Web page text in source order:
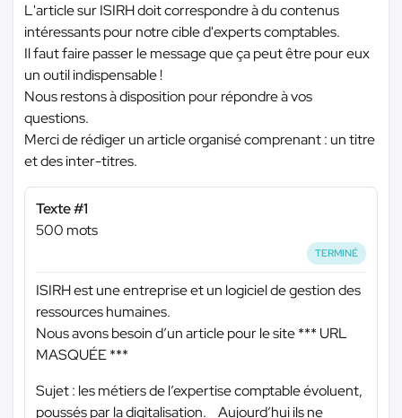
L'article sur ISIRH doit correspondre à du contenus
intéressants pour notre cible d'experts comptables.
Il faut faire passer le message que ça peut être pour eux
un outil indispensable !
Nous restons à disposition pour répondre à vos
questions.
Merci de rédiger un article organisé comprenant : un titre
et des inter-titres.
Texte #1
500 mots
TERMINÉ
ISIRH est une entreprise et un logiciel de gestion des
ressources humaines.
Nous avons besoin d’un article pour le site*** URL
MASQUÉE ***
Sujet : les métiers de l’expertise comptable évoluent,
poussés par la digitalisation. Aujourd’hui ils ne